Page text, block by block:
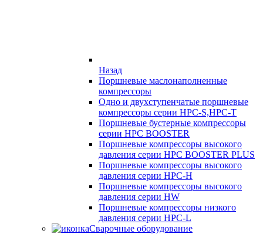
Назад
Поршневые маслонаполненные
компрессоры
Одно и двухступенчатые поршневые
компрессоры серии HPC-S,HPC-T
Поршневые бустерные компрессоры
серии HPC BOOSTER
Поршневые компрессоры высокого
давления серии HPC BOOSTER PLUS
Поршневые компрессоры высокого
давления серии HPC-H
Поршневые компрессоры высокого
давления серии HW
Поршневые компрессоры низкого
давления серии HPC-L
Сварочные оборудование